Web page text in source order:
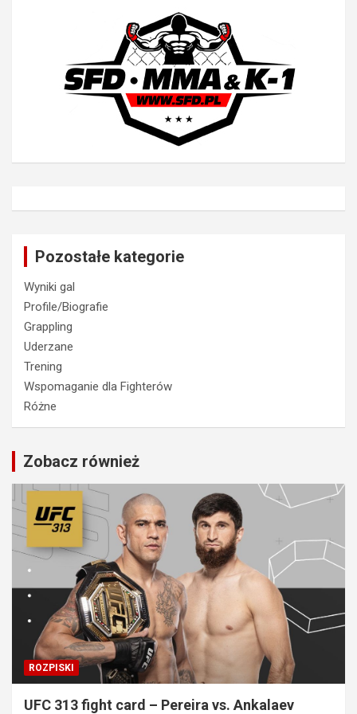
Pozostałe kategorie
Wyniki gal
Profile/Biografie
Grappling
Uderzane
Trening
Wspomaganie dla Fighterów
Różne
Zobacz również
ROZPISKI
UFC 313 fight card – Pereira vs. Ankalaev